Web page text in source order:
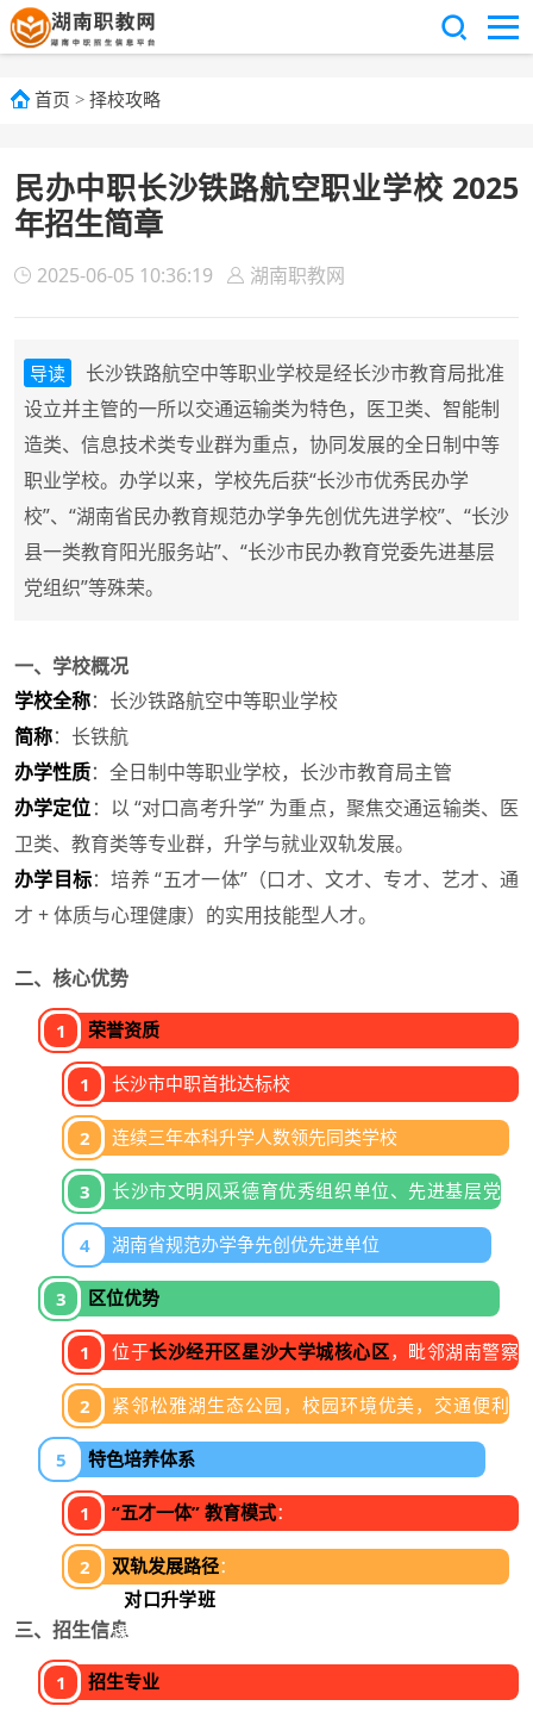
首页 > 择校攻略
民办中职长沙铁路航空职业学校 2025
年招生简章
2025-06-05 10:36:19 湖南职教网
导读
长沙铁路航空中等职业学校是经长沙市教育局批准
设立并主管的一所以交通运输类为特色，医卫类、智能制
造类、信息技术类专业群为重点，协同发展的全日制中等
职业学校。办学以来，学校先后获“长沙市优秀民办学
校”、“湖南省民办教育规范办学争先创优先进学校”、“长沙
县一类教育阳光服务站”、“长沙市民办教育党委先进基层
党组织”等殊荣。
一、学校概况
学校全称：长沙铁路航空中等职业学校
简称：长铁航
办学性质：全日制中等职业学校，长沙市教育局主管
办学定位：以 “对口高考升学” 为重点，聚焦交通运输类、医
卫类、教育类等专业群，升学与就业双轨发展。
办学目标：培养 “五才一体”（口才、文才、专才、艺才、通
才 + 体质与心理健康）的实用技能型人才。
二、核心优势
荣誉资质
长沙市中职首批达标校
连续三年本科升学人数领先同类学校
长沙市文明风采德育优秀组织单位、先进基层党
组织
湖南省规范办学争先创优先进单位
区位优势
位于长沙经开区星沙大学城核心区，毗邻湖南警察
学院、湖南农业大学等高校，学术氛围浓厚。
紧邻松雅湖生态公园，校园环境优美，交通便利
（地铁、公交直达）。
特色培养体系
“五才一体” 教育模式：
・口才：语言表达与沟通训练
・文才：写作、书法与文学素养
・专才：文化课程 + 专业技能（如高铁乘务、护
理、幼儿保育等）
・艺才：艺术课程（歌舞、琴棋、表演等）
双轨发展路径：
对口升学班
课，对接湖南省对口高考，可升入省内高职院校或
本科院校（如湖南交通职业技术学院、湖南医药学
院等）。
三、招生信息
招生专业